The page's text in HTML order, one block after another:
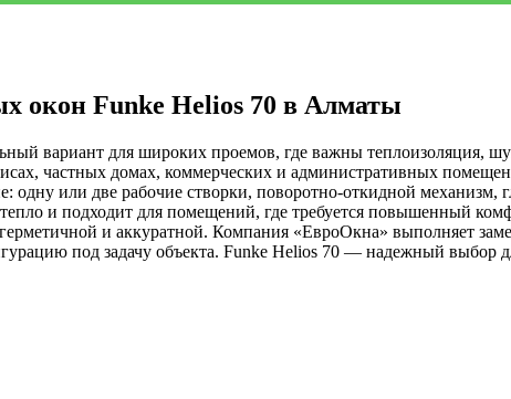
окон Funke Helios 70 в Алматы
вариант для широких проемов, где важны теплоизоляция,
частных домах, коммерческих и административных
одну или две рабочие створки, поворотно-откидной
и подходит для помещений, где требуется повышенный
и аккуратной. Компания «ЕвроОкна» выполняет
под задачу объекта. Funke Helios 70 — надежный выбор